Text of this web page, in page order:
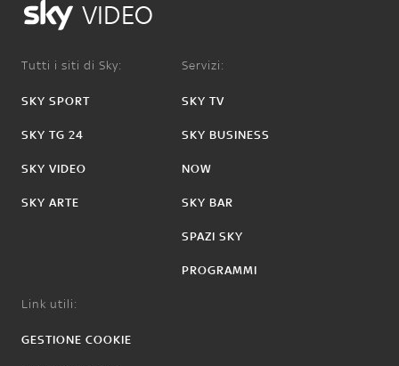
VIDEO
Tutti i siti di Sky:
SKY SPORT
SKY TG 24
SKY VIDEO
SKY ARTE
Servizi:
SKY TV
SKY BUSINESS
NOW
SKY BAR
SPAZI SKY
PROGRAMMI
Link utili:
GESTIONE COOKIE